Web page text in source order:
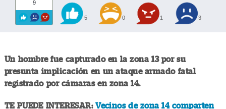
9
5 0 1 3
Un hombre fue capturado en la zona 13 por su
presunta implicación en un ataque armado fatal
registrado por cámaras en zona 14.
TE PUEDE INTERESAR:Vecinos de zona 14 comparten